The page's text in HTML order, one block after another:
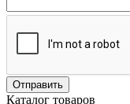
Каталог товаров